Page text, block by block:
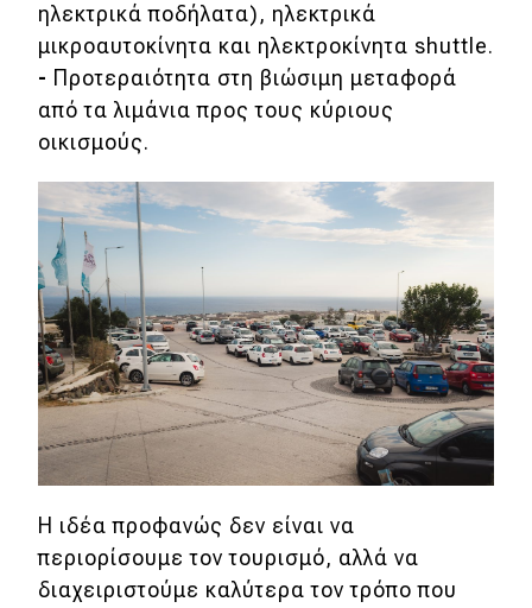
ηλεκτρικά ποδήλατα), ηλεκτρικά
μικροαυτοκίνητα και ηλεκτροκίνητα shuttle.
- Προτεραιότητα στη βιώσιμη μεταφορά
από τα λιμάνια προς τους κύριους
οικισμούς.
Η ιδέα προφανώς δεν είναι να
περιορίσουμε τον τουρισμό, αλλά να
διαχειριστούμε καλύτερα τον τρόπο που